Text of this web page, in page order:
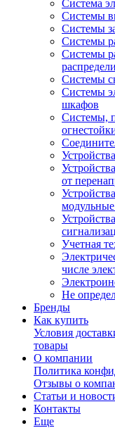
Система
Системы
Системы
Системы
Системы
Системы
Системы
шкафов
Системы,
от
Учетная
числе
Не
Бренды
Как купить
Условия
товары
О компании
Политика
Отзывы о
Статьи и
Контакты
Еще